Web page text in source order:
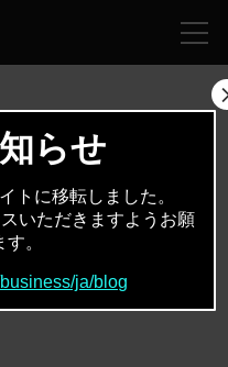
生堂ブランドエフェクト その発想法は
稿の資生堂ブラ
法は
らせ
トに移転しました。
いただきますようお願
。
ja/blog